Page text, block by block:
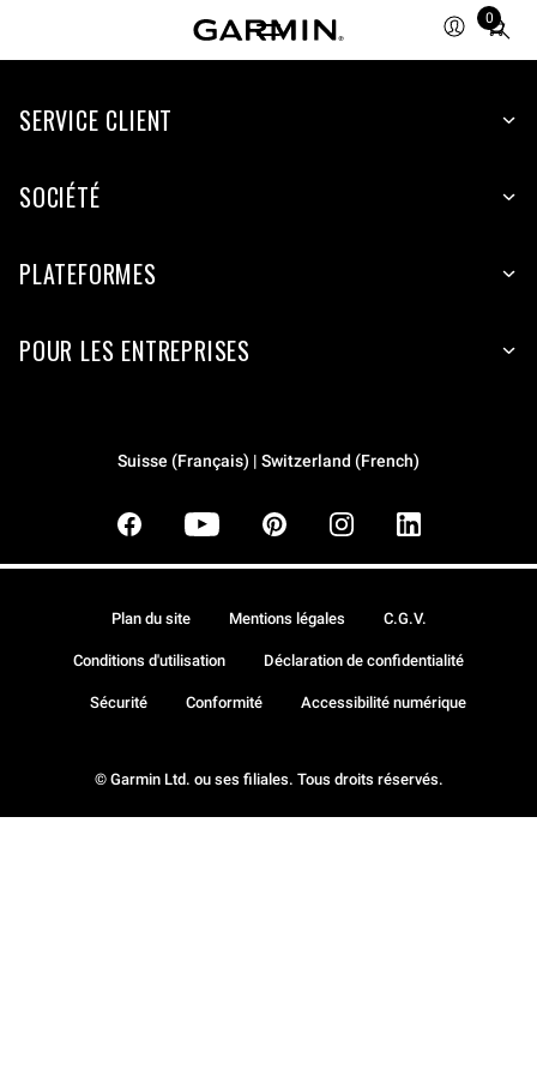
0
Total
items
cart:
SERVICE CLIENT
SOCIÉTÉ
PLATEFORMES
POUR LES ENTREPRISES
Suisse (Français) | Switzerland (French)
© Garmin Ltd. ou ses filiales. Tous droits réservés.
Plan du site Mentions légales C.G.V.
Conditions d'utilisation Déclaration de confidentialité
Sécurité Conformité Accessibilité numérique